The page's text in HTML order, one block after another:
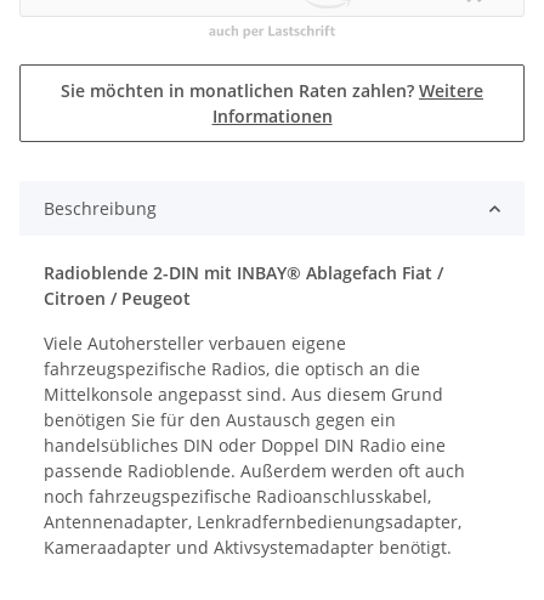
Sie möchten in monatlichen Raten zahlen? Weitere
Informationen
Beschreibung
Radioblende 2-DIN mit INBAY® Ablagefach Fiat /
Citroen / Peugeot
Viele Autohersteller verbauen eigene
fahrzeugspezifische Radios, die optisch an die
Mittelkonsole angepasst sind. Aus diesem Grund
benötigen Sie für den Austausch gegen ein
handelsübliches DIN oder Doppel DIN Radio eine
passende Radioblende. Außerdem werden oft auch
noch fahrzeugspezifische Radioanschlusskabel,
Antennenadapter, Lenkradfernbedienungsadapter,
Kameraadapter und Aktivsystemadapter benötigt.